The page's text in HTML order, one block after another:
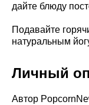
дайте блюду
Подавайте
натуральным
Личный
Автор